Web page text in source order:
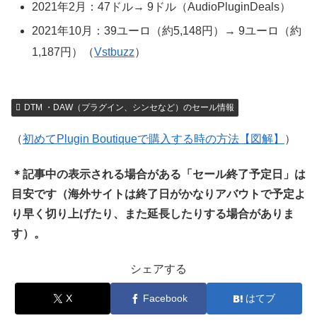
2021年2月：47ドル→ 9ドル（AudioPluginDeals）
2021年10月：39ユーロ（約5,148円）→ 9ユーロ（約
1,187円）（Vstbuzz）
DTM ・DAW（プラグイン、シンセなど）のセール情報
（初めてPlugin Boutiqueで購入する時の方法【図解】 ）
＊記事中の表示される場合がある「セール終了予定日」は
目安です（海外サイトは終了日がかなりアバウトで予定よ
り早く切り上げたり、また延長したりする場合がありま
す）。
シェアする
X Facebook はてブ